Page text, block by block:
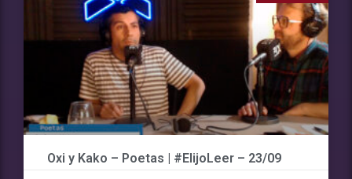
Oxi y Kako – Poetas | #ElijoLeer – 23/09